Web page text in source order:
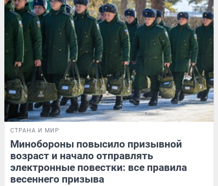
СТРАНА И МИР
Минобороны повысило призывной
возраст и начало отправлять
электронные повестки: все правила
весеннего призыва